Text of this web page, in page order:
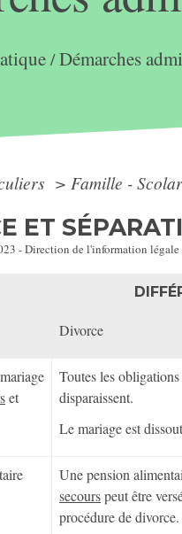
/Démarches
> Famille -
ET
- Direction de l'information
Divorce
et
Toutes les
disparaissent.
Le mariage est
Une pension
secourspeut être
procédure de divorce.